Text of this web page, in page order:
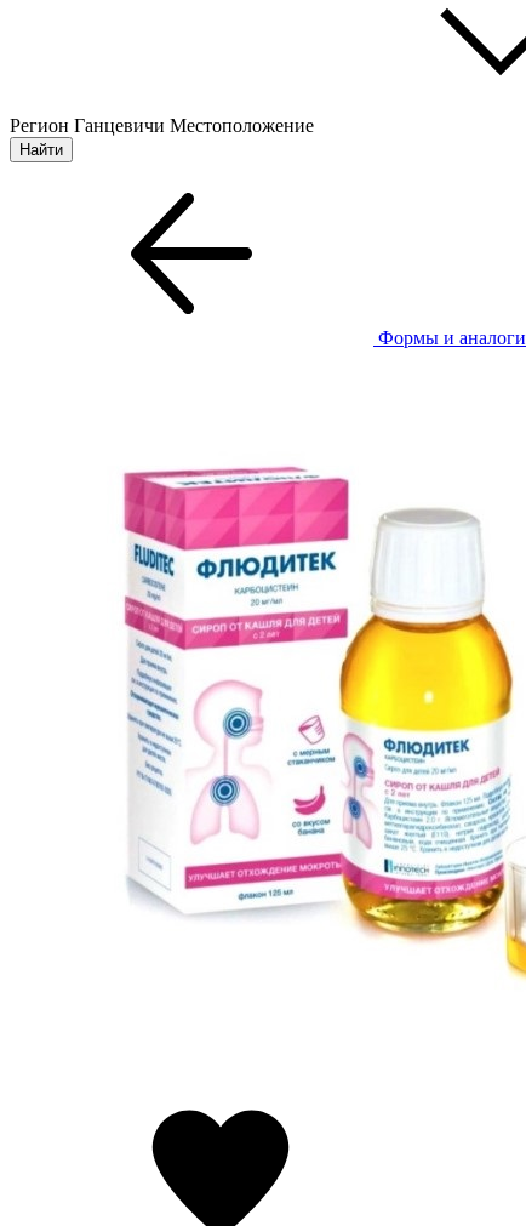
Регион Ганцевичи Местоположение
Формы и аналоги